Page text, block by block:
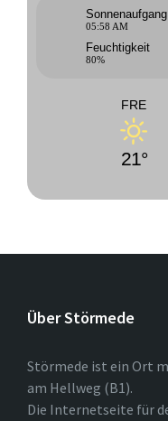
Sonnenaufgang
05:58 AM
Feuchtigkeit
80%
FRE
21°
Über Störmede
Störmede ist ein Ort
am Hellweg (B1).
Die Internetseite für